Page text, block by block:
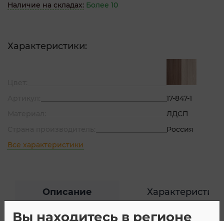
Наличие на складах: Более 10
Характеристики:
17-847-1
ЛДСП
Россия
Все характеристики
Описание Характеристики
Вы находитесь в регионе